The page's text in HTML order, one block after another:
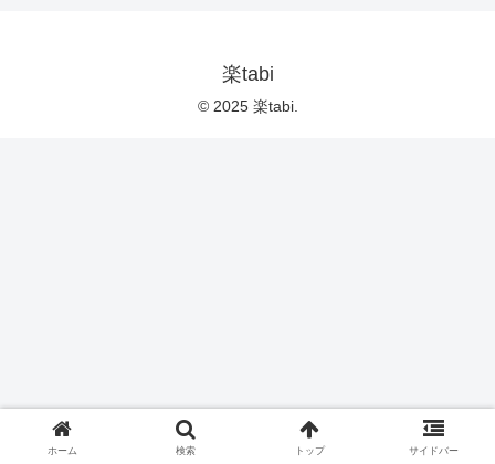
楽tabi
© 2025 楽tabi.
ホーム 検索 トップ サイドバー